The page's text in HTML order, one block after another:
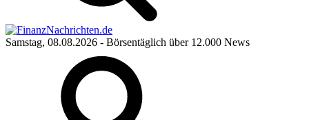
Samstag, 08.08.2026 - Börsentäglich über 12.000 News